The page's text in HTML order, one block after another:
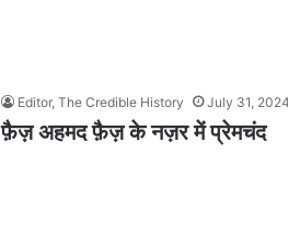
Editor, The Credible History July 31, 2024
फ़ैज़ अहमद फ़ैज़ के नज़र में प्रेमचंद